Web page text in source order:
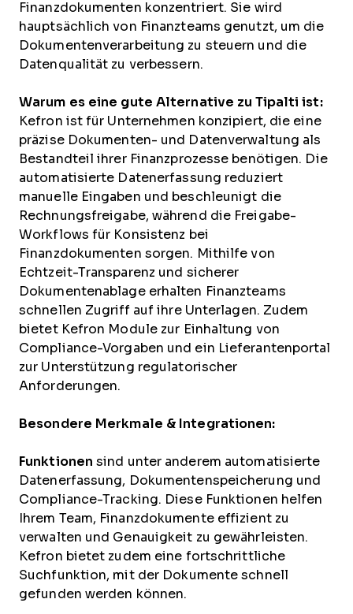
Finanzdokumenten konzentriert. Sie wird
hauptsächlich von Finanzteams genutzt, um die
Dokumentenverarbeitung zu steuern und die
Datenqualität zu verbessern.
Warum es eine gute Alternative zu Tipalti ist:
Kefron ist für Unternehmen konzipiert, die eine
präzise Dokumenten- und Datenverwaltung als
Bestandteil ihrer Finanzprozesse benötigen. Die
automatisierte Datenerfassung reduziert
manuelle Eingaben und beschleunigt die
Rechnungsfreigabe, während die Freigabe-
Workflows für Konsistenz bei
Finanzdokumenten sorgen. Mithilfe von
Echtzeit-Transparenz und sicherer
Dokumentenablage erhalten Finanzteams
schnellen Zugriff auf ihre Unterlagen. Zudem
bietet Kefron Module zur Einhaltung von
Compliance-Vorgaben und ein Lieferantenportal
zur Unterstützung regulatorischer
Anforderungen.
Besondere Merkmale & Integrationen:
Funktionen sind unter anderem automatisierte
Datenerfassung, Dokumentenspeicherung und
Compliance-Tracking. Diese Funktionen helfen
Ihrem Team, Finanzdokumente effizient zu
verwalten und Genauigkeit zu gewährleisten.
Kefron bietet zudem eine fortschrittliche
Suchfunktion, mit der Dokumente schnell
gefunden werden können.